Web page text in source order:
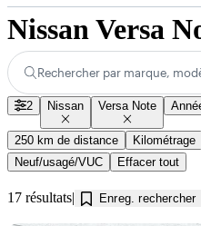
Rechercher par marque,
2 Nissan Versa Note
250 km de distance Kilométrage
Neuf/usagé/VUC
Effacer tout
17 résultats Enreg. rechercher